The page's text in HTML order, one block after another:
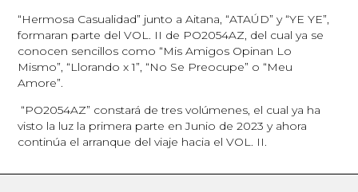
“Hermosa Casualidad” junto a Aitana, “ATAÚD” y “YE YE”,
formaran parte del VOL. II de PO2054AZ, del cual ya se
conocen sencillos como “Mis Amigos Opinan Lo
Mismo”, “Llorando x 1”, “No Se Preocupe” o “Meu
Amore”.
“PO2054AZ” constará de tres volúmenes, el cual ya ha
visto la luz la primera parte en Junio de 2023 y ahora
continúa el arranque del viaje hacia el VOL. II.